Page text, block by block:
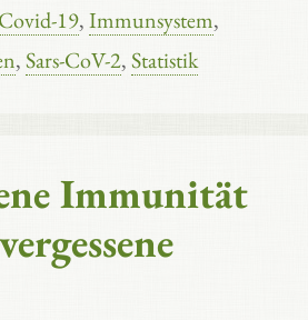
Covid-19,Immunsystem,
,Sars-CoV-2,Statistik
Immunität